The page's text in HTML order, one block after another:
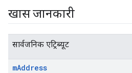
खास जानकारी
सार्वजनिक एट्रिब्यूट
mAddress